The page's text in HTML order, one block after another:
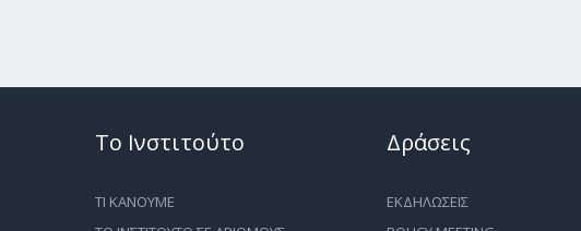
Το Ινστιτούτο
ΤΙ ΚΑΝΟΥΜΕ
Δράσεις
ΕΚΔΗΛΩΣΕΙΣ